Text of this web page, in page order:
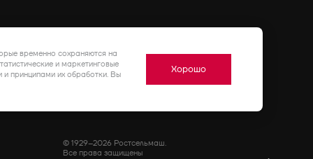
© 1929–2026 Ростсельмаш.
Все права защищены
временно сохраняются на
и маркетинговые
принципами их обработки. Вы
Хорошо